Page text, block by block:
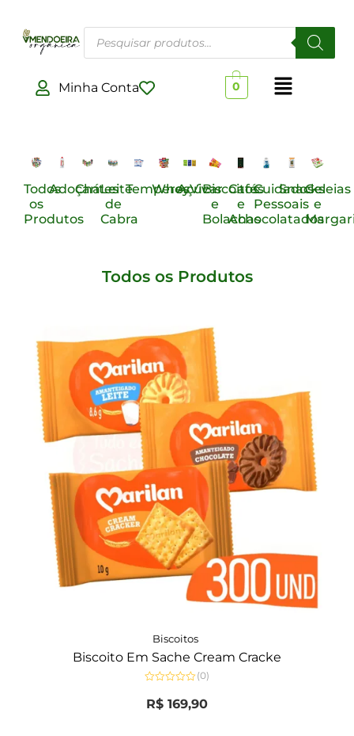
Minha Conta 0
Todos
os
Produtos
Adoçantes
CháLeite
de
Cabra
Temperos
WheyViv
AçúcarBiscoitos
e
Bolachas
Cafés
e
Achocolatados
Cuidados
Pessoais
SnacksGeleias
e
Todos os Produtos
Biscoitos
Biscoito Em Sache Cream Cracke
0
de
(0)
R$ 169,90